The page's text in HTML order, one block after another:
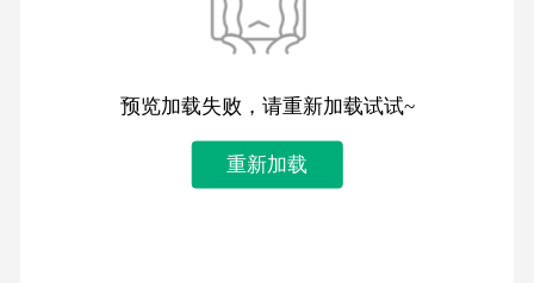
预览加载失败，请重新加载试试~
重新加载